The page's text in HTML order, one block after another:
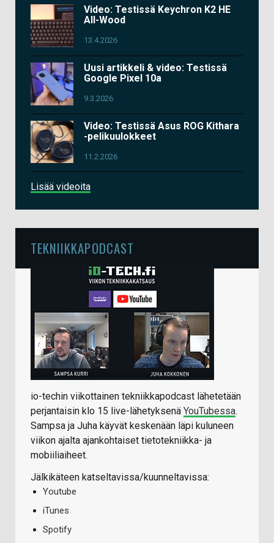
Video: Testissä Keychron K2 HE
All-Wood
13.4.2026
Uusi artikkeli & video: Testissä
Google Pixel 10a
9.3.2026
Video: Testissä Asus ROG Kithara
-pelikuulokkeet
11.2.2026
Lisää videoita
TEKNIIKKAPODCAST
io-techin viikottainen tekniikkapodcast lähetetään
perjantaisin klo 15 live-lähetyksenä YouTubessa.
Sampsa ja Juha käyvät keskenään läpi kuluneen
viikon ajalta ajankohtaiset tietotekniikka- ja
mobiiliaiheet.
Jälkikäteen katseltavissa/kuunneltavissa:
Youtube
iTunes
Spotify